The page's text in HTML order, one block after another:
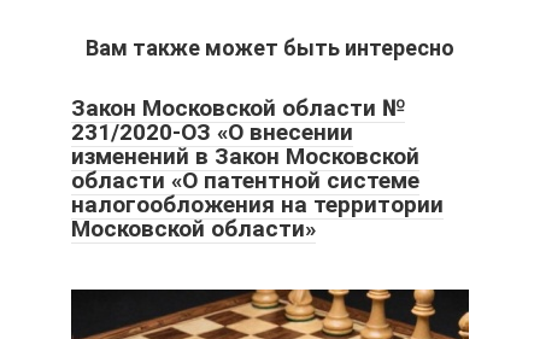
Вам также может быть интересно
Закон Московской области №
231/2020-ОЗ «О внесении
изменений в Закон Московской
области «О патентной системе
налогообложения на территории
Московской области»